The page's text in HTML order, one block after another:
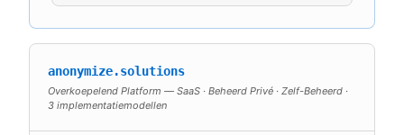
anonymize.solutions
Overkoepelend Platform — SaaS · Beheerd Privé · Zelf-Beheerd ·
3 implementatiemodellen